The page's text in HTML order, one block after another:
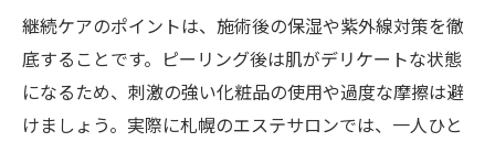
継続ケアのポイントは、施術後の保湿や紫外線対策を徹
底することです。ピーリング後は肌がデリケートな状態
になるため、刺激の強い化粧品の使用や過度な摩擦は避
けましょう。実際に札幌のエステサロンでは、一人ひと